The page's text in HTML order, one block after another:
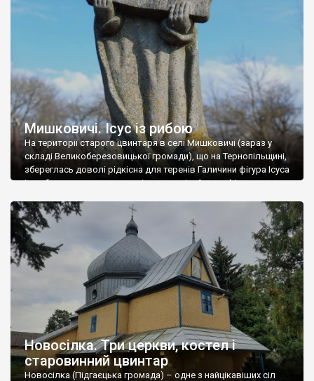
Мишковичі. Ісус із рибою
На території старого цвинтаря в селі Мишковичі (зараз у
складі Великоберезовицької громади), що на Тернопільщині,
збереглась доволі рідкісна для теренів Галичини фігура Ісуса
із рибою в руках в оточенні двох левів. Автор фігури –
фантастичних лукавих антропоморфних істот (далася взнаки
відсутність у фауні України представників цієї котячої
родини), […]
Новосілка. Три церкви, костел і
старовинний цвинтар
Новосілка (Підгаєцька громада) – одне з найцікавіших сіл